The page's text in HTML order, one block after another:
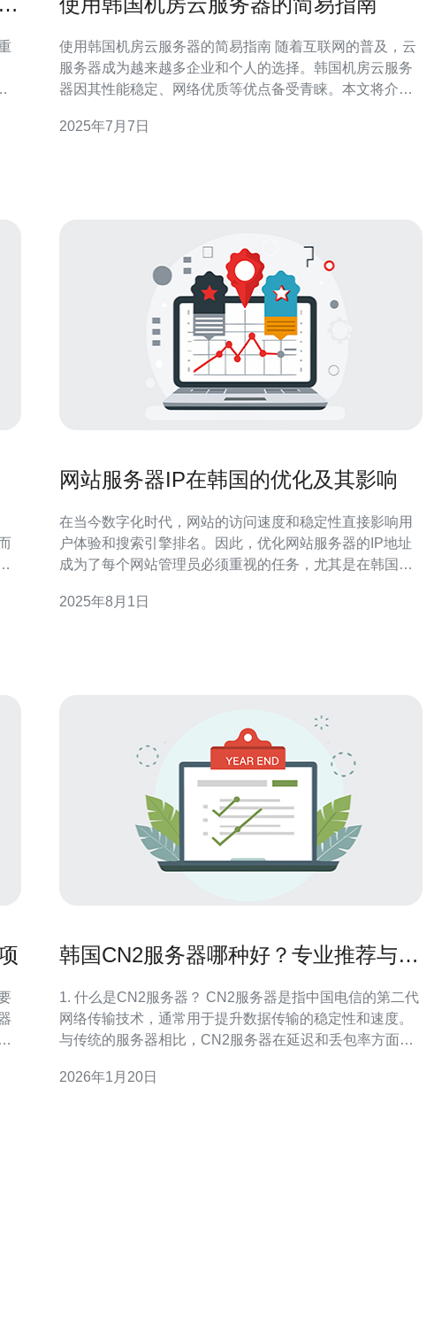
使用韩国机房云服务器的简易指南 随着互联网的普及，云
服务器成为越来越多企业和个人的选择。韩国机房云服务
器因其性能稳定、网络优质等优点备受青睐。本文将介绍
择韩国机房云服务器时，首先要考虑自己的需求。根据网
2025年7月7日
网站服务器IP在韩国的优化及其影响
在当今数字化时代，网站的访问速度和稳定性直接影响用
户体验和搜索引擎排名。因此，优化网站服务器的IP地址
成为了每个网站管理员必须重视的任务，尤其是在韩国这
务器IP优化的重要性及其影响。 首先，选择合适的服务器
2025年8月1日
韩国CN2服务器哪种好？专业推荐与使
1. 什么是CN2服务器？ CN2服务器是指中国电信的第二代
网络传输技术，通常用于提升数据传输的稳定性和速度。
与传统的服务器相比，CN2服务器在延迟和丢包率方面表
适合需要实时交互的应用。 2）更高的带宽：适合流媒
2026年1月20日